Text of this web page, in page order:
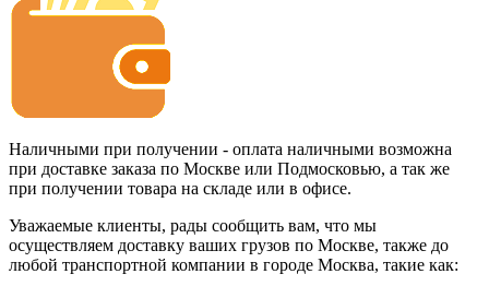
Наличными при получении - оплата наличными возможна
при доставке заказа по Москве или Подмосковью, а так же
при получении товара на складе или в офисе.
Уважаемые клиенты, рады сообщить вам, что мы
осуществляем доставку ваших грузов по Москве, также до
любой транспортной компании в городе Москва, такие как: